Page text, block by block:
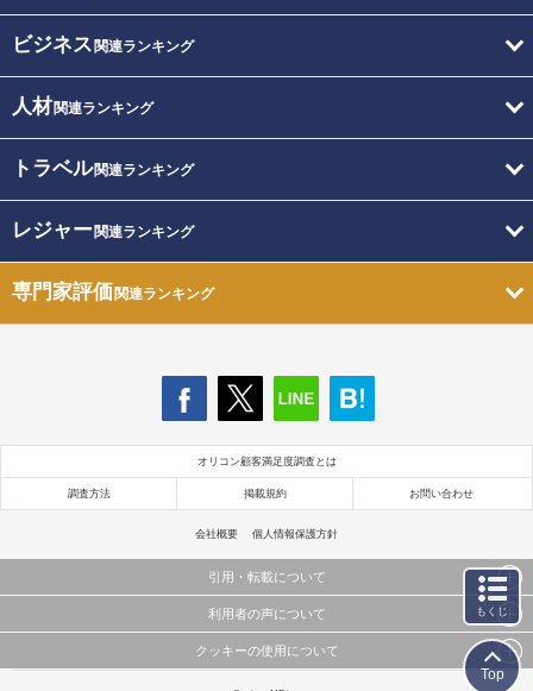
ビジネス 関連ランキング
人材関連ランキング
トラベル関連ランキング
レジャー関連ランキング
専門家評価関連ランキング
オリコン顧客満足度調査とは
調査方法 掲載規約 お問い合わせ
会社概要 個人情報保護方針
引用・転載について
当サイトで公開されている情報（文字、写真、イラスト、画像データ等）及びこれらの配置・
これらの情報を権利者の許可なく無断転載・複製などの二次利用を行うことは固く禁じており
利用者の声について
当サイトに掲載している内容はすべてサービスの利用者が提出された見解・感想です。
クッキーの使用について
もくじ
Top